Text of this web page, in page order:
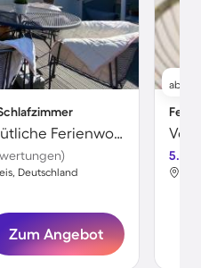
Voll ausgestattete gemütliche Ferienwohnung mit Terrasse | Heidelberger Schloss in der Nähe | Bergblick | Ideal für Homeoffice
Deutschland
Zum Angebot
ab
5.0